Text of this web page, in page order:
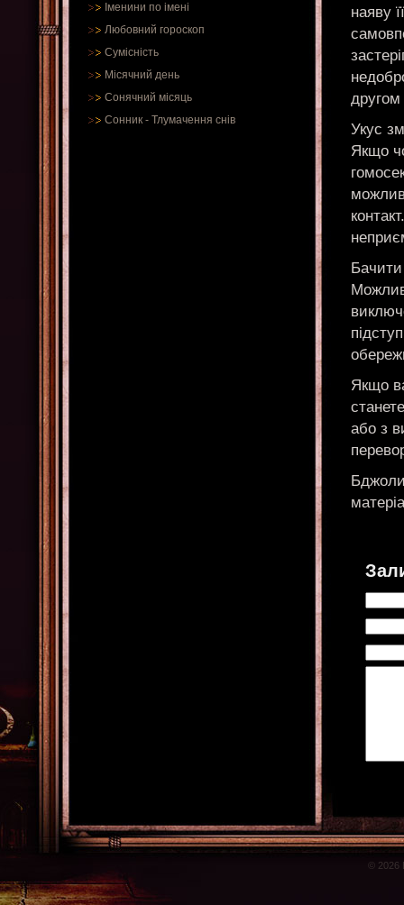
Іменини по імені
Любовний гороскоп
Сумісність
Місячний день
Сонячний місяць
Сонник - Тлумачення снів
наяву
Укус
Якщо
Бачити
Якщо
або з
© 2026